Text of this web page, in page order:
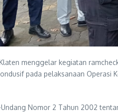
menggelar kegiatan
pada pelaksanaan Operasi
Nomor 2 Tahun 2002